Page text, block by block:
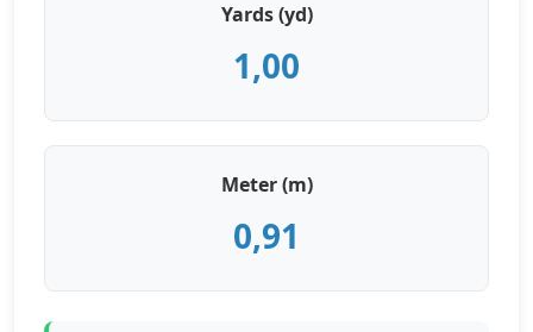
Yards (yd)
1,00
Meter (m)
0,91